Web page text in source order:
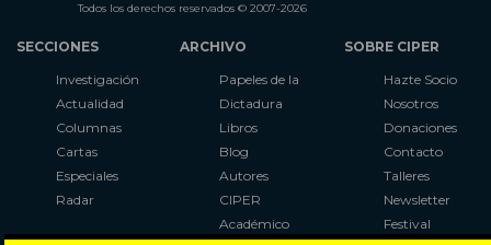
Todos los derechos reservados © 2007-2026
SECCIONES
Investigación
Actualidad
Columnas
Cartas
Especiales
Radar
ARCHIVO
Papeles de la
Dictadura
Libros
Blog
Autores
CIPER
Académico
SOBRE CIPER
Hazte Socio
Nosotros
Donaciones
Contacto
Talleres
Newsletter
Festival